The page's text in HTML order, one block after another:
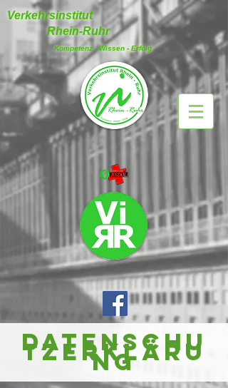
Verkehrsinstitut
Rhein-Ruhr
Kompetenz - Wissen - Erfolg
Datenschu
tzerkläru
ng